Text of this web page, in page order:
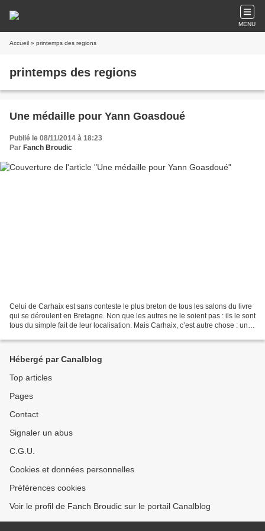
MENU
Accueil » printemps des regions
printemps des regions
Une médaille pour Yann Goasdoué
Publié le 08/11/2014 à 18:23
Par Fanch Broudic
Celui de Carhaix est sans conteste le plus breton de tous les salons du livre
qui se déroulent en Bretagne. Non que les autres ne le soient pas : ils le sont
tous du simple fait de leur localisation. Mais Carhaix, c’est autre chose : un
Hébergé par Canalblog
Top articles
Pages
Contact
Signaler un abus
C.G.U.
Cookies et données personnelles
Préférences cookies
Voir le profil de Fanch Broudic sur le portail Canalblog